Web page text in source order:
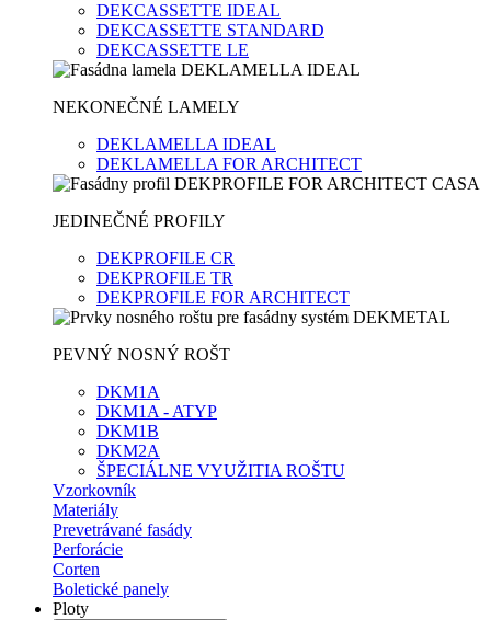
DEKCASSETTE IDEAL
DEKCASSETTE STANDARD
DEKCASSETTE LE
NEKONEČNÉ LAMELY
DEKLAMELLA IDEAL
DEKLAMELLA FOR ARCHITECT
JEDINEČNÉ PROFILY
DEKPROFILE CR
DEKPROFILE TR
DEKPROFILE FOR ARCHITECT
PEVNÝ NOSNÝ ROŠT
DKM1A
DKM1A - ATYP
DKM1B
DKM2A
ŠPECIÁLNE VYUŽITIA ROŠTU
Vzorkovník
Materiály
Prevetrávané fasády
Perforácie
Corten
Boletické panely
Ploty